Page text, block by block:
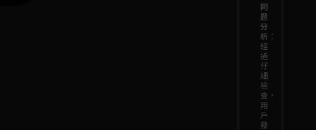
問
題
分
析 ：
經
過
仔
細
檢
查，
用
戶
發